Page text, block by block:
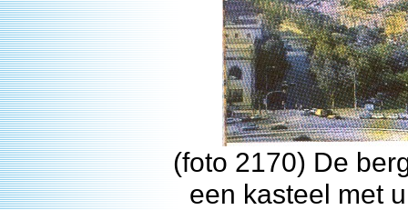
(foto 2170) De
een kasteel met